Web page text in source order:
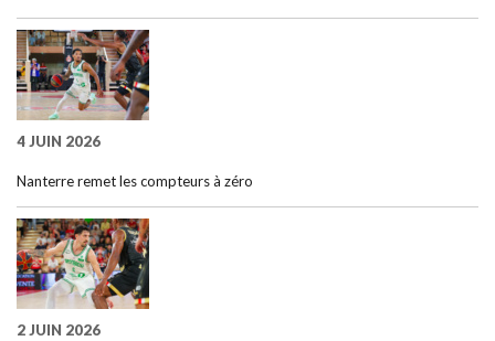
4 JUIN 2026
Nanterre remet les compteurs à zéro
2 JUIN 2026